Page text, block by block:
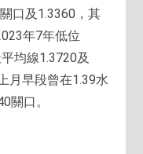
口及1.3360，其
年7年低位
均線1.3720及
月早段曾在1.39水
關口。